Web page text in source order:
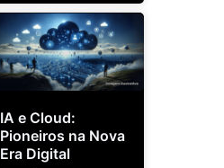
IA e Cloud:
Pioneiros na Nova
Era Digital